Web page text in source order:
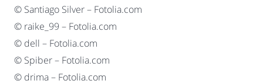
© Santiago Silver – Fotolia.com
© raike_99 – Fotolia.com
© dell – Fotolia.com
© Spiber – Fotolia.com
© drima – Fotolia.com